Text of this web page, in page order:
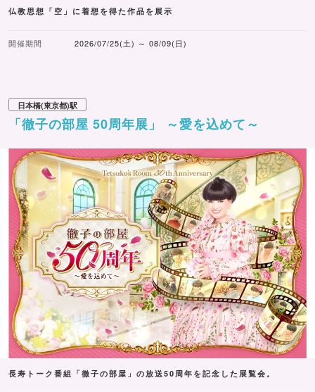
撮影日時：
～16:50
開催場所：コレド室町テラス1F大屋根広場
■コレド室町テラスに『あずきバー』の縁日が登場！
「あずきバー祭り」では、過去3年『あずきバー』の無料
配布とあわせて、東京会場にて縁日イベントも開催されて
きました。今年も例年同様に、『あずきバー』の世界観を
楽しめる縁日イベントが6月26日(金)から6月27日(土)の2日
間限定で開催されます。
会場は、江戸の雰囲気と現代的なモダンテイストが融合す
る街、日本橋室町の商業施設「コレド室町テラス」です。
会場では、『あずきバー』オリジナルデザインに装飾され
たヨーヨーつり、的あての2種の屋台が出店されます。い
ずれも無料で参加できるだけでなく、屋台体験を通じて
「井村屋あずきバーの日」オリジナルヨーヨーやオリジナ
ルハンドタオルといった、ここでしか手に入らない限定ノ
仏教思想「空」に着想を得た作品を展示
開催期間 2026/07/25(土) ～ 08/09(日)
日本橋(東京都)駅
「徹子の部屋 50周年展」 ～愛を込めて～
長寿トーク番組「徹子の部屋」の放送50周年を記念した展覧会。